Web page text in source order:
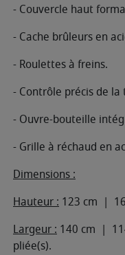
- Couvercle haut
- Cache brûleurs en
- Roulettes à freins.
- Contrôle précis de
- Ouvre-bouteille
- Grille à réchaud en
Dimensions :
Hauteur : 123 cm |
Largeur : 140 cm |
pliée(s).